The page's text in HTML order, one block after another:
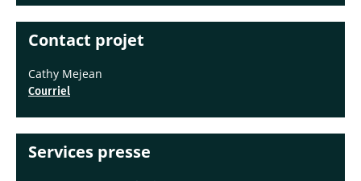
Contact projet
Cathy Mejean
Courriel
Services presse